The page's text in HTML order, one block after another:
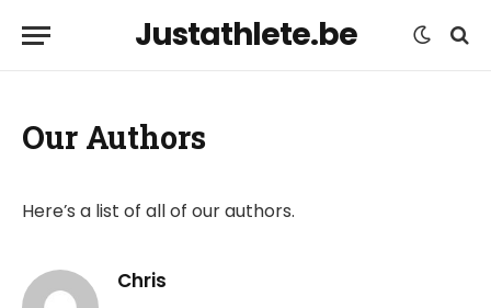
Justathlete.be
Our Authors
Here’s a list of all of our authors.
Chris